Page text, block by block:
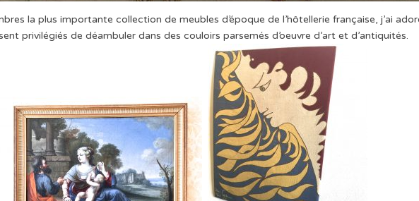
la plus importante collection de meubles d’époque de l’hôtellerie française, j’ai
privilégiés de déambuler dans des couloirs parsemés d’oeuvre d’art et d’antiquités.